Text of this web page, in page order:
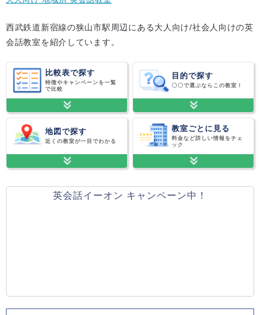
西武鉄道新宿線の狭山市駅周辺にある大人向け/社会人向けの英
会話教室を紹介しています。
比較表で探す
特徴やキャンペーンを一覧
で比較
目的で探す
〇〇で選ぶならこの教室！
地図で探す
近くの教室が一目でわかる
教室ごとに見る
料金など詳しい情報をチェ
ック
英会話イーオン キャンペーン中！